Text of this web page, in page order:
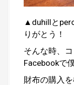
▲duhillと
りがとう！
そんな時、
Facebookで
財布の購入